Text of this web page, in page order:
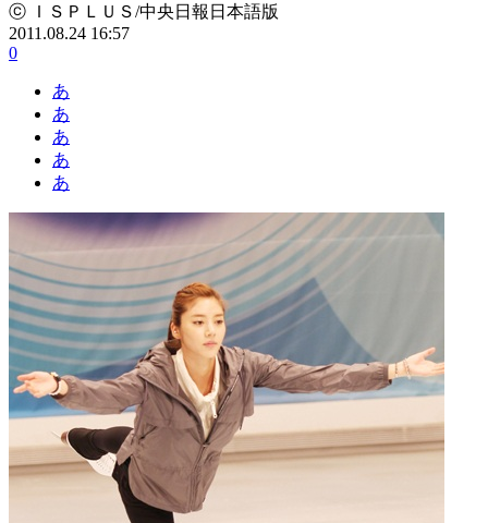
ⓒ ＩＳＰＬＵＳ/中央日報日本語版
2011.08.24 16:57
0
あ
あ
あ
あ
あ